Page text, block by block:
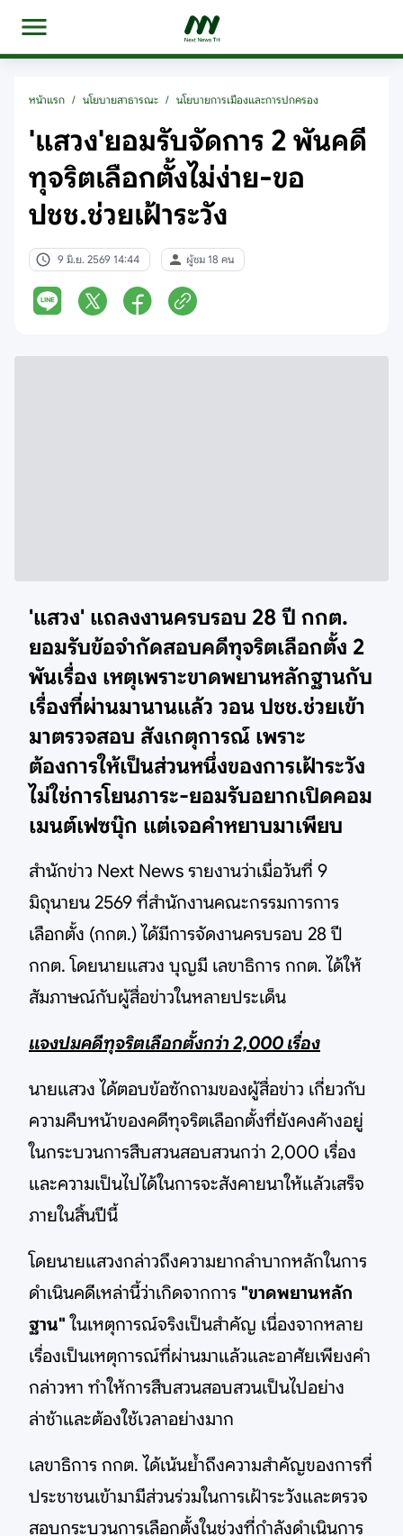
หน้าแรก / นโยบายสาธารณะ / นโยบายการเมืองและการปกครอง
'แสวง'ยอมรับจัดการ 2 พันคดี
ทุจริตเลือกตั้งไม่ง่าย-ขอ
ปชช.ช่วยเฝ้าระวัง
9 มิ.ย. 2569 14:44 ผู้ชม 18 คน
'แสวง' แถลงงานครบรอบ 28 ปี กกต.
ยอมรับข้อจำกัดสอบคดีทุจริตเลือกตั้ง 2
พันเรื่อง เหตุเพราะขาดพยานหลักฐานกับ
เรื่องที่ผ่านมานานแล้ว วอน ปชช.ช่วยเข้า
มาตรวจสอบ สังเกตุการณ์ เพราะ
ต้องการให้เป็นส่วนหนึ่งของการเฝ้าระวัง
ไม่ใช่การโยนภาระ-ยอมรับอยากเปิดคอม
เมนต์เฟซบุ๊ก แต่เจอคำหยาบมาเพียบ
สำนักข่าว Next News รายงานว่าเมื่อวันที่ 9
มิถุนายน 2569 ที่สำนักงานคณะกรรมการการ
เลือกตั้ง (กกต.) ได้มีการจัดงานครบรอบ 28 ปี
กกต. โดยนายแสวง บุญมี เลขาธิการ กกต. ได้ให้
สัมภาษณ์กับผู้สื่อข่าวในหลายประเด็น
แจงปมคดีทุจริตเลือกตั้งกว่า 2,000 เรื่อง
นายแสวง ได้ตอบข้อซักถามของผู้สื่อข่าว เกี่ยวกับ
ความคืบหน้าของคดีทุจริตเลือกตั้งที่ยังคงค้างอยู่
ในกระบวนการสืบสวนสอบสวนกว่า 2,000 เรื่อง
และความเป็นไปได้ในการจะสังคายนาให้แล้วเสร็จ
ภายในสิ้นปีนี้
โดยนายแสวงกล่าวถึงความยากลำบากหลักในการ
ดำเนินคดีเหล่านี้ว่าเกิดจากการ "ขาดพยานหลัก
ฐาน" ในเหตุการณ์จริงเป็นสำคัญ เนื่องจากหลาย
เรื่องเป็นเหตุการณ์ที่ผ่านมาแล้วและอาศัยเพียงคำ
กล่าวหา ทำให้การสืบสวนสอบสวนเป็นไปอย่าง
ล่าช้าและต้องใช้เวลาอย่างมาก
เลขาธิการ กกต. ได้เน้นย้ำถึงความสำคัญของการที่
ประชาชนเข้ามามีส่วนร่วมในการเฝ้าระวังและตรวจ
สอบกระบวนการเลือกตั้งในช่วงที่กำลังดำเนินการ